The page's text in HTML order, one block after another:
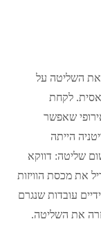
השליטה על
לקחת
שאפשר
הייתה
שליטה: דווקא
את מכסת הוויזות
עובדות שנגרם
את השליטה.